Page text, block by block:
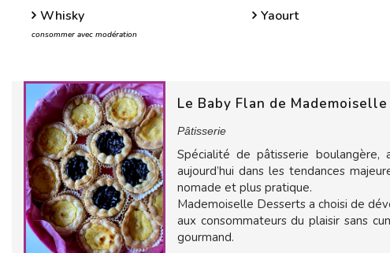
Whisky
consommer avec modération
Yaourt
Le Baby Flan de
Pâtisserie
Spécialité de pâtisserie boulangère,
aujourd’hui dans les tendances
nomade et plus pratique.
Mademoiselle Desserts a choisi de
aux consommateurs du plaisir sans
gourmand.